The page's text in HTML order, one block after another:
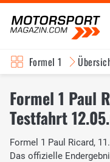
Formel 1
Formel 1 Paul
Testfahrt
Formel 1 Paul Ricard,
Das offizielle